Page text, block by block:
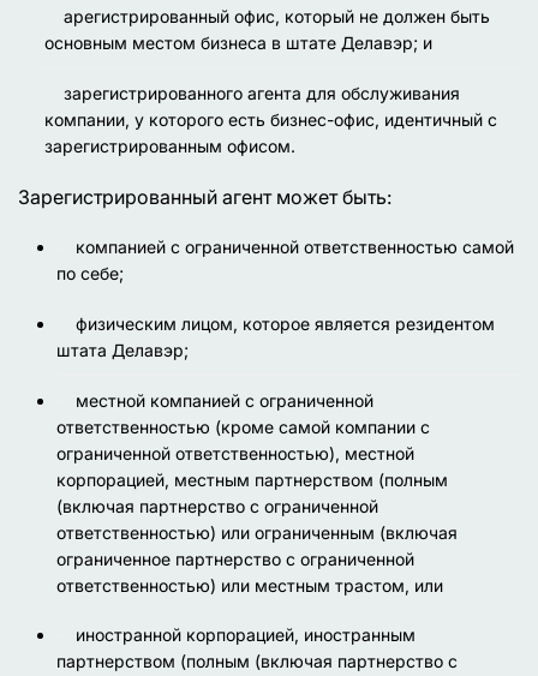
арегистрированный офис, который не должен быть
основным местом бизнеса в штате Делавэр; и
зарегистрированного агента для обслуживания
компании, у которого есть бизнес-офис, идентичный с
зарегистрированным офисом.
Зарегистрированный агент может быть:
компанией с ограниченной ответственностью самой
по себе;
физическим лицом, которое является резидентом
штата Делавэр;
местной компанией с ограниченной
ответственностью (кроме самой компании с
ограниченной ответственностью), местной
корпорацией, местным партнерством (полным
(включая партнерство с ограниченной
ответственностью) или ограниченным (включая
ограниченное партнерство с ограниченной
ответственностью) или местным трастом, или
иностранной корпорацией, иностранным
партнерством (полным (включая партнерство с